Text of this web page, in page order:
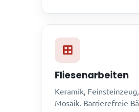
Fliesenarbeiten
Keramik,
Mosaik. Barrierefreie